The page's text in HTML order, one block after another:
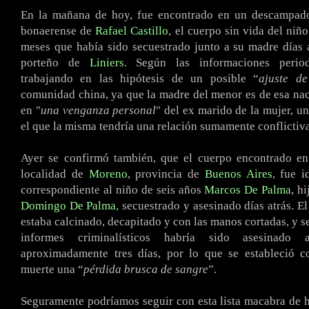
En la mañana de hoy, fue encontrado en un
bonaerense deRafael Castillo, el cuerpo sin vida del
meses que había sido secuestrado junto a su madre
porteño de Liniers. Según las informaciones
trabajando en las hipótesis de un posible “ajuste
comunidad china, ya que la madre del menor es de esa
en "una venganza personal" del ex marido de la mujer,
el que la misma tendría una relación sumamente
Ayer se confirmó también, que el cuerpo encontrado
localidad de Moreno, provincia de Buenos Aires, fue
correspondiente al niño de seis añosMarcos De Palma,
Domingo De Palma, secuestrado y asesinado días atrás.
estaba calcinado, decapitado y con las manos cortadas, y
informes criminalísticos habría sido asesinado
aproximadamente tres días, por lo que se estableció
muerte una “pérdida brusca de sangre”.
Seguramente podríamos seguir con esta lista macabra de